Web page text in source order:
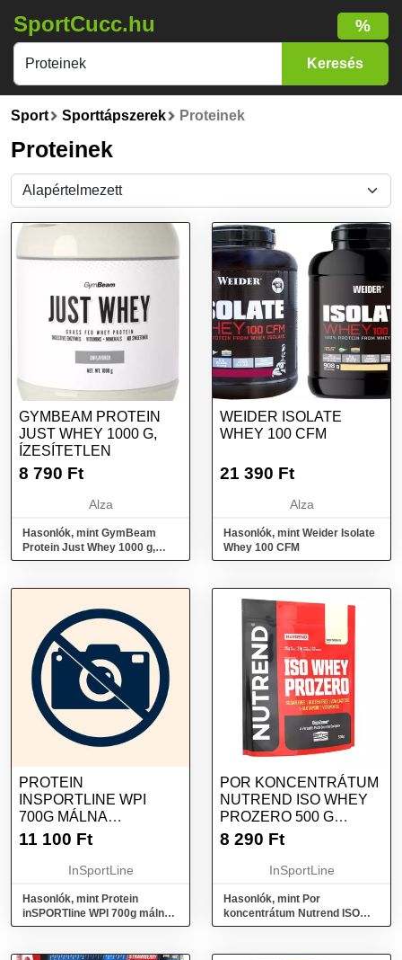
SportCucc.hu %
Sport Sporttápszerek Proteinek
Proteinek
GYMBEAM PROTEIN
JUST WHEY 1000 G,
ÍZESÍTETLEN
8 790 Ft
Alza
Hasonlók, mint GymBeam
Protein Just Whey 1000 g,
ízesítetlen
WEIDER ISOLATE
WHEY 100 CFM
21 390 Ft
Alza
Hasonlók, mint Weider Isolate
Whey 100 CFM
PROTEIN
INSPORTLINE WPI
700G MÁLNA
FEHÉRCSOKOLÁDÉVAL
11 100 Ft
InSportLine
Hasonlók, mint Protein
inSPORTline WPI 700g málna
fehércsokoládéval
POR KONCENTRÁTUM
NUTREND ISO WHEY
PROZERO 500 G
FEHÉR CSOKOLÁDÉ
8 290 Ft
InSportLine
Hasonlók, mint Por
koncentrátum Nutrend ISO
WHEY Prozero 500 g fehér